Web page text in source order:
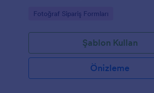
Go to Category:
Fotoğraf Sipariş Formları
Şablon Kullan
Önizleme